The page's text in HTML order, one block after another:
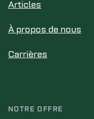
Articles
À propos de nous
Carrières
NOTRE OFFRE